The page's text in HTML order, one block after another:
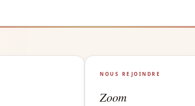
NOUS REJOINDRE
Zoom